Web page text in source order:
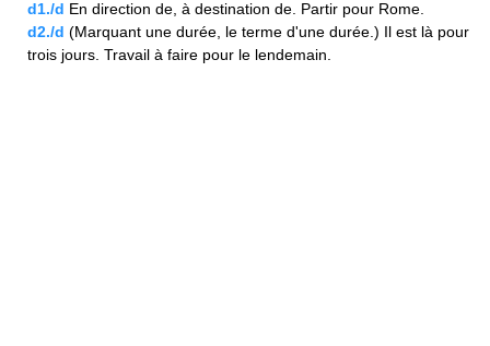
d1./d En direction de, à destination de. Partir pour Rome.
d2./d (Marquant une durée, le terme d'une durée.) Il est là pour
trois jours. Travail à faire pour le lendemain.